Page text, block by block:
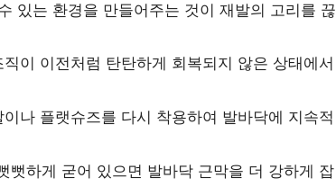
있는 환경을 만들어주는 것이 재발의 고리를 끊
이 이전처럼 탄탄하게 회복되지 않은 상태에서
나 플랫슈즈를 다시 착용하여 발바닥에 지속적
뻣하게 굳어 있으면 발바닥 근막을 더 강하게 잡